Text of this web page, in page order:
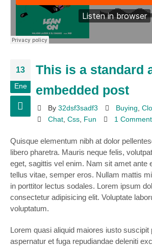
13
Ene
This is a standard
embedded post
By 32dsf3sadf3 Buying,
Chat, Css, Fun 1 Comment
Quisque elementum nibh at dolor
libero pharetra. Mauris neque felis,
eget, sagittis vel enim. Nam sit amet ante
tellus vitae, semper eros. Nullam mattis
in porttitor lectus sodales. Lorem ipsum
consectetur adipisicing elit. Voluptate
voluptatum.
Lorem quasi aliquid maiores iusto suscipit
aspernatur et fuga repudiandae deleniti